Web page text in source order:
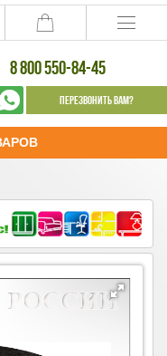
8 800 550-84-45
Перезвонить Вам?